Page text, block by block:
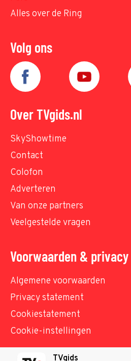
Alles over de Ring
Volg ons
Over TVgids.nl
SkyShowtime
Contact
Colofon
Adverteren
Van onze partners
Veelgestelde vragen
Voorwaarden & privacy
Algemene voorwaarden
Privacy statement
Cookiestatement
Cookie-instellingen
TVgids